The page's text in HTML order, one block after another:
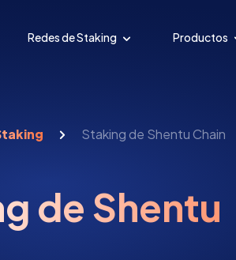
Redes de Staking Productos
Staking de Shentu Chain
de Shentu